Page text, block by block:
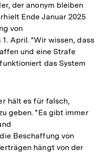
der anonym bleiben
Ende Januar 2025
von
April. "Wir wissen, dass
und eine Strafe
das System
hält es für falsch,
geben. "Es gibt immer
Beschaffung von
hängt von der